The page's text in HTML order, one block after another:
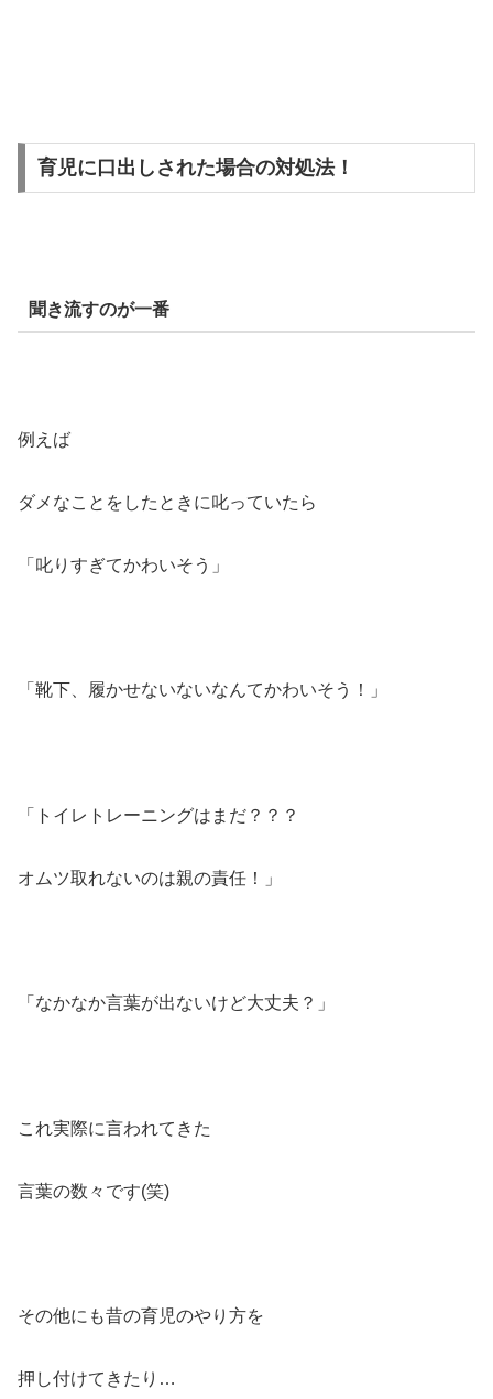
育児に口出しされた場合の対処法！
聞き流すのが一番
例えば
ダメなことをしたときに叱っていたら
「叱りすぎてかわいそう」
「靴下、履かせないないなんてかわいそう！」
「トイレトレーニングはまだ？？？
オムツ取れないのは親の責任！」
「なかなか言葉が出ないけど大丈夫？」
これ実際に言われてきた
言葉の数々です(笑)
その他にも昔の育児のやり方を
押し付けてきたり…